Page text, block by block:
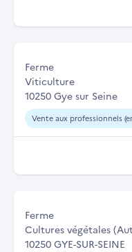
Ferme
Viticulture
10250 Gye sur Seine
Vente aux professionnels
Ferme
Cultures végétales
10250 GYE-SUR-SEINE